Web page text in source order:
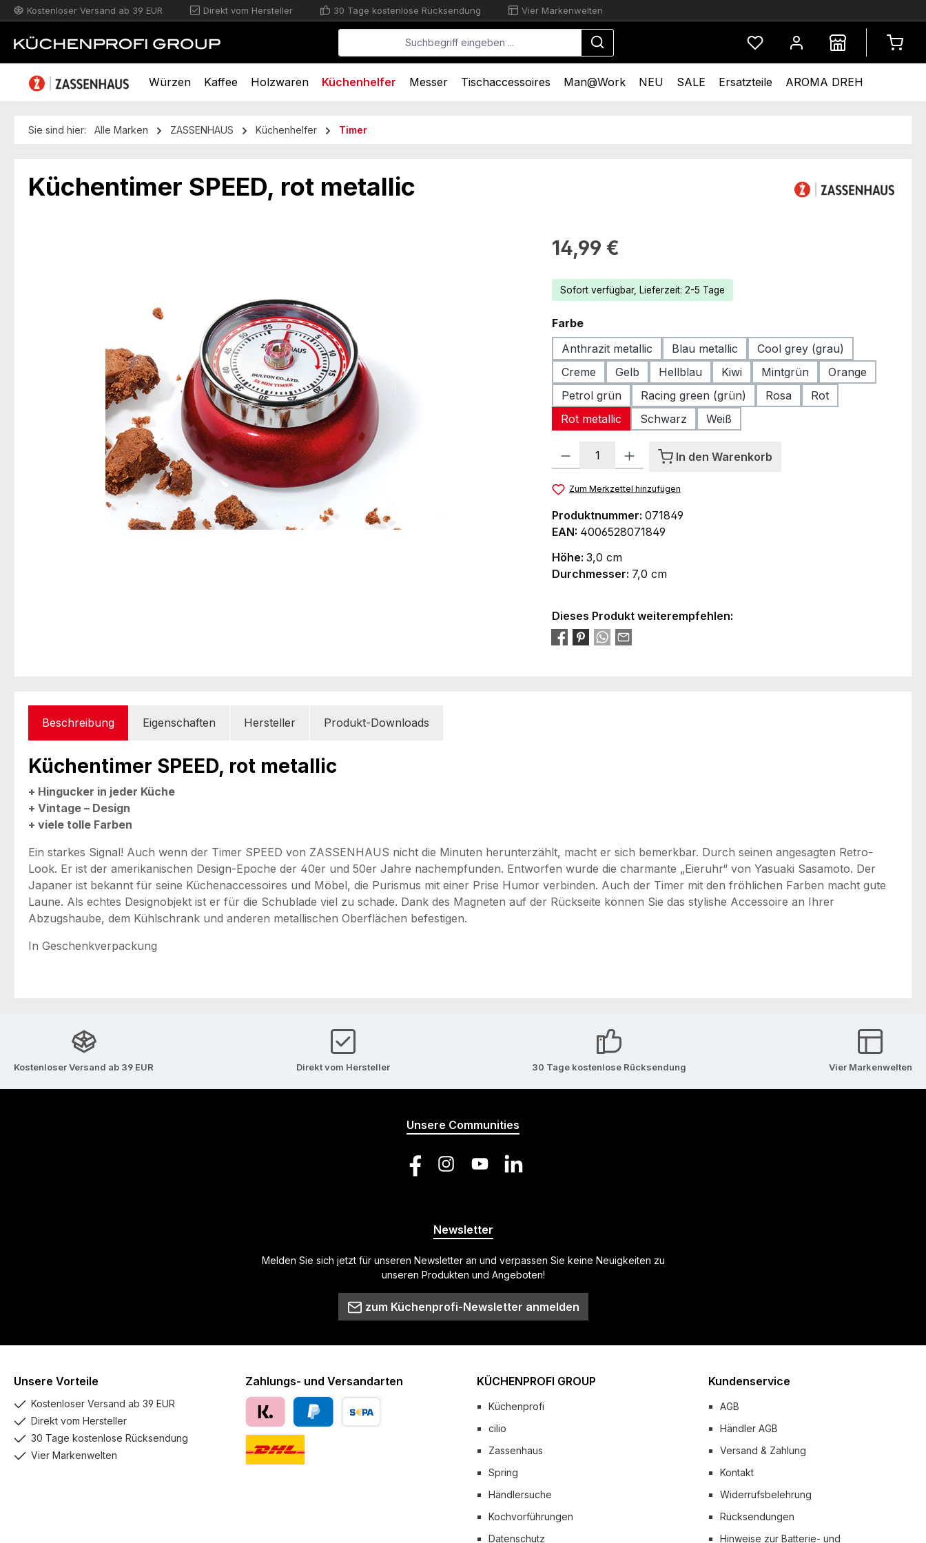
Hauptinhalt springen
Zur Suche springen
Zur Hauptnavigation springen
Kostenloser Versand ab 39 EUR Direkt vom Hersteller 30 Tage kostenlose Rücksendung Vier Markenwelten
Du hast 0 Produkte auf dem
Würzen Kaffee Holzwaren Küchenhelfer Messer Tischaccessoires Man@Work NEU SALE Ersatzteile AROMA DREH
Sie sind hier: Alle Marken ZASSENHAUS Küchenhelfer Timer
Küchentimer SPEED, rot metallic
Regulärer Preis:
14,99 €
Sofort verfügbar, Lieferzeit: 2-5 Tage
Farbeauswählen
Anthrazit metallic
Blau metallic
Cool grey (grau)
Creme
Gelb Hellblau Kiwi Mintgrün
Orange
Petrol grün
Racing green (grün) Rosa
Rot
Rot metallic
Schwarz Weiß
Produkt Anzahl: Gib den gewünschten Wert ein oder benutze die Schaltflächen
In den Warenkorb
Zum Merkzettel hinzufügen
Produktnummer: 071849
EAN: 4006528071849
Höhe: 3,0 cm
Durchmesser: 7,0 cm
Dieses Produkt weiterempfehlen:
Beschreibung Eigenschaften Hersteller Produkt-Downloads
Küchentimer SPEED, rot metallic
+ Hingucker in jeder Küche
+ Vintage – Design
+ viele tolle Farben
Ein starkes Signal! Auch wenn der Timer SPEED von ZASSENHAUS nicht die Minuten herunterzählt, macht er sich bemerkbar. Durch seinen angesagten Retro-
Look. Er ist der amerikanischen Design-Epoche der 40er und 50er Jahre nachempfunden. Entworfen wurde die charmante „Eieruhr“ von Yasuaki Sasamoto. Der
Japaner ist bekannt für seine Küchenaccessoires und Möbel, die Purismus mit einer Prise Humor verbinden. Auch der Timer mit den fröhlichen Farben macht gute
Laune. Als echtes Designobjekt ist er für die Schublade viel zu schade. Dank des Magneten auf der Rückseite können Sie das stylishe Accessoire an Ihrer
Abzugshaube, dem Kühlschrank und anderen metallischen Oberflächen befestigen.
In Geschenkverpackung
Kostenloser Versand ab 39 EUR Direkt vom Hersteller 30 Tage kostenlose Rücksendung Vier Markenwelten
Unsere Communities
FacebookInstagramYouTube LinkedIn
Newsletter
Melden Sie sich jetzt für unseren Newsletter an und verpassen Sie keine Neuigkeiten zu
unseren Produkten und Angeboten!
zum Küchenprofi-Newsletter anmelden
Unsere Vorteile
Kostenloser Versand ab 39 EUR
Direkt vom Hersteller
30 Tage kostenlose Rücksendung
Vier Markenwelten
Zahlungs- und Versandarten
PayPal
Klarna
KÜCHENPROFI GROUP
Küchenprofi
cilio
Zassenhaus
Spring
Händlersuche
Kochvorführungen
Datenschutz
Kundenservice
AGB
Händler AGB
Versand & Zahlung
Kontakt
Widerrufsbelehrung
Rücksendungen
Hinweise zur Batterie- und